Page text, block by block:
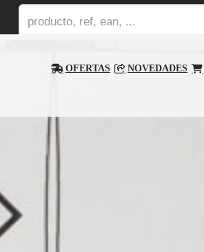
OFERTAS NOVEDADES